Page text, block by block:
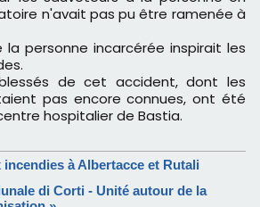
n'avait pas pu être ramenée à
personne incarcérée inspirait les
de cet accident, dont les
pas encore connues, ont été
hospitalier de Bastia.
à Albertacce et Rutali
di Corti - Unité autour de la